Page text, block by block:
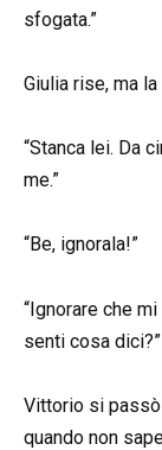
sfogata.”
Giulia rise, ma
“Stanca lei. Da
me.”
“Be, ignorala!”
“Ignorare che
senti cosa dici?”
Vittorio si passò
quando non